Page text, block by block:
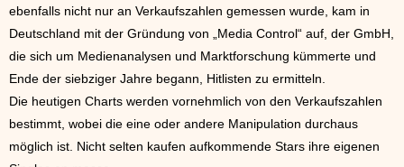
ebenfalls nicht nur an Verkaufszahlen gemessen wurde, kam in
Deutschland mit der Gründung von „Media Control“ auf, der GmbH,
die sich um Medienanalysen und Marktforschung kümmerte und
Ende der siebziger Jahre begann, Hitlisten zu ermitteln.
Die heutigen Charts werden vornehmlich von den Verkaufszahlen
bestimmt, wobei die eine oder andere Manipulation durchaus
möglich ist. Nicht selten kaufen aufkommende Stars ihre eigenen